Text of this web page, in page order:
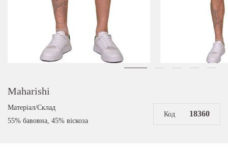
Maharishi
Матеріал/Склад
55% бавовна, 45% віскоза
Код 18360